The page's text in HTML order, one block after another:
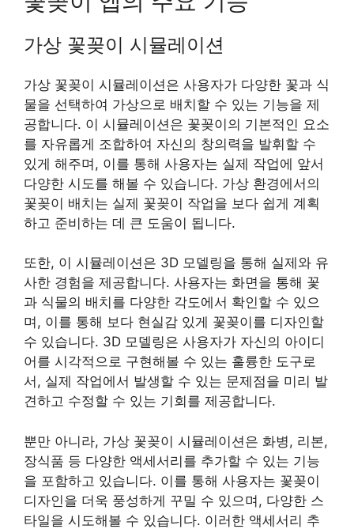
가상 꽃꽂이 시뮬레이션
가상 꽃꽂이 시뮬레이션은 사용자가 다양한 꽃과 식
물을 선택하여 가상으로 배치할 수 있는 기능을 제
공합니다. 이 시뮬레이션은 꽃꽂이의 기본적인 요소
를 자유롭게 조합하여 자신의 창의력을 발휘할 수
있게 해주며, 이를 통해 사용자는 실제 작업에 앞서
다양한 시도를 해볼 수 있습니다. 가상 환경에서의
꽃꽂이 배치는 실제 꽃꽂이 작업을 보다 쉽게 계획
하고 준비하는 데 큰 도움이 됩니다.
또한, 이 시뮬레이션은 3D 모델링을 통해 실제와 유
사한 경험을 제공합니다. 사용자는 화면을 통해 꽃
과 식물의 배치를 다양한 각도에서 확인할 수 있으
며, 이를 통해 보다 현실감 있게 꽃꽂이를 디자인할
수 있습니다. 3D 모델링은 사용자가 자신의 아이디
어를 시각적으로 구현해볼 수 있는 훌륭한 도구로
서, 실제 작업에서 발생할 수 있는 문제점을 미리 발
견하고 수정할 수 있는 기회를 제공합니다.
뿐만 아니라, 가상 꽃꽂이 시뮬레이션은 화병, 리본,
장식품 등 다양한 액세서리를 추가할 수 있는 기능
을 포함하고 있습니다. 이를 통해 사용자는 꽃꽂이
디자인을 더욱 풍성하게 꾸밀 수 있으며, 다양한 스
타일을 시도해볼 수 있습니다. 이러한 액세서리 추